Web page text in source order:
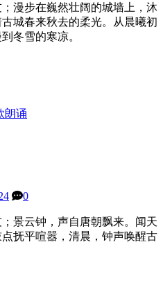
漫步在巍然壮阔的城墙上，沐
城春来秋去的柔光。从晨曦初
冬雪的寒凉。
朗诵
0
景云钟，声自唐朝飘来。闻天
抚平喧嚣，清晨，钟声唤醒古